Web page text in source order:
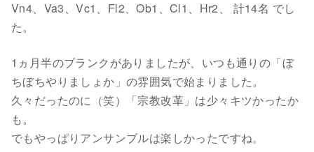
Vn4、Va3、Vc1、Fl2、Ob1、Cl1、Hr2、 計14名 でし
た。
1ヵ月半のブランクがありましたが、いつも通りの「ぼ
ちぼちやりましょか」の雰囲気で始まりました。
久々だったのに（笑）「宗教改革」は少々キツかったか
も。
でもやっぱりアンサンブルは楽しかったですね。